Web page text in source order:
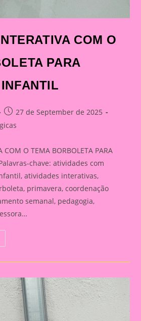
COM O
PARA
Post
published:
27 de September de 2025
COM O TEMA BORBOLETA PARA
chave: atividades com
atividades interativas,
primavera, coordenação
semanal, pedagogia,